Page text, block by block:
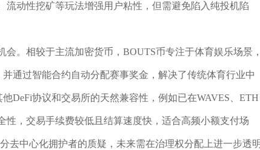
动性挖矿等玩法增强用户粘性，但需避免陷入纯投机陷
。相较于主流加密货币，BOUTS币专注于体育娱乐场景
通过智能合约自动分配赛事奖金，解决了传统体育行业中
DeFi协议和交易所的天然兼容性，例如已在WAVES、ETH
，交易手续费较低且结算速度快，适合高频小额支付场
去中心化拥护者的质疑，未来需在治理权分配上进一步透